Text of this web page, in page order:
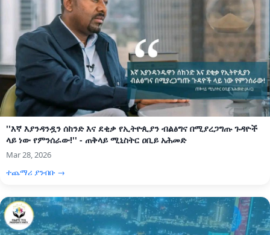
''እኛ እያንዳንዷን ሰከንድ እና ደቂቃ የኢትዮጲያን ብልፅግና በሚያረጋግጡ ጉዳዮች
ላይ ነው የምንሰራው!'' - ጠቅላይ ሚኒስትር ዐቢይ አሕመድ
Mar 28, 2026
ተጨማሪ ያንብቡ →